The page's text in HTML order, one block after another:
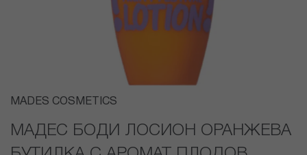
Преминете
началото
MADES COSMETICS
МАДЕС БОДИ ЛОСИОН ОРАНЖЕВА